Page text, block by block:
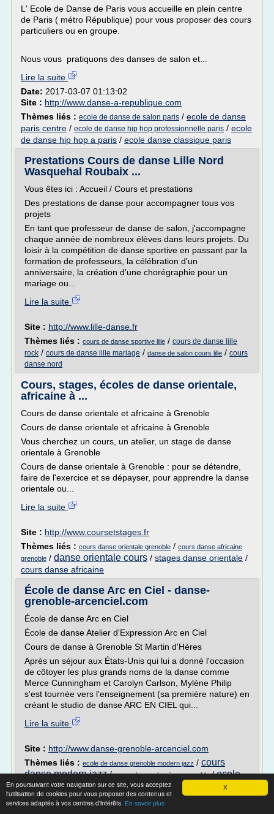
X
En poursuivant votre navigation sur ce site, vous acceptez
l'utilisation de cookies pour vous proposer des contenus et
services adaptés à vos centres d'intérêts. En savoir plus
L' Ecole de Danse de Paris vous accueille en plein centre
de Paris ( métro République) pour vous proposer des cours
particuliers ou en groupe.
Nous vous pratiquons des danses de salon et...
Lire la suite
Date: 2017-03-07 01:13:02
Site : http://www.danse-a-republique.com
Thèmes liés : ecole de danse de salon paris / ecole de danse
paris centre / ecole de danse hip hop professionnelle paris / ecole
de danse hip hop a paris / ecole danse classique paris
Prestations Cours de danse Lille Nord
Wasquehal Roubaix ...
Vous êtes ici : Accueil / Cours et prestations
Des prestations de danse pour accompagner tous vos
projets
En tant que professeur de danse de salon, j'accompagne
chaque année de nombreux élèves dans leurs projets. Du
loisir à la compétition de danse sportive en passant par la
formation de professeurs, la célébration d'un
anniversaire, la création d'une chorégraphie pour un
mariage ou...
Lire la suite
Site : http://www.lille-danse.fr
Thèmes liés : cours de danse sportive lille / cours de danse lille
rock / cours de danse lille mariage / danse de salon cours lille / cours
danse nord
Cours, stages, écoles de danse orientale,
africaine à ...
Cours de danse orientale et africaine à Grenoble
Cours de danse orientale et africaine à Grenoble
Vous cherchez un cours, un atelier, un stage de danse
orientale à Grenoble
Cours de danse orientale à Grenoble : pour se détendre,
faire de l'exercice et se dépayser, pour apprendre la danse
orientale ou...
Lire la suite
Site : http://www.coursetstages.fr
Thèmes liés : cours danse orientale grenoble / cours danse africaine
grenoble / danse orientale cours / stages danse orientale /
cours danse africaine
École de danse Arc en Ciel - danse-
grenoble-arcenciel.com
École de danse Arc en Ciel
École de danse Atelier d'Expression Arc en Ciel
Cours de danse à Grenoble St Martin d'Hères
Après un séjour aux États-Unis qui lui a donné l'occasion
de côtoyer les plus grands noms de la danse comme
Merce Cunningham et Carolyn Carlson, Mylène Philip
s'est tournée vers l'enseignement (sa première nature) en
créant le studio de danse ARC EN CIEL qui...
Lire la suite
Site : http://www.danse-grenoble-arcenciel.com
Thèmes liés : ecole de danse grenoble modern jazz / cours
danse modern jazz/cours danse classique grenoble/ecole
danse jazz et moderne/ stage danse modern jazz
Bruxelles (1000) et environs - Cours de